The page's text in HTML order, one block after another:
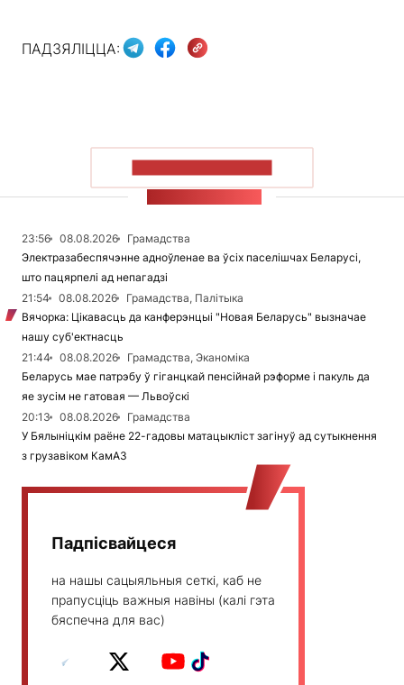
ПАДЗЯЛІЦЦА:
23:56 08.08.2026
Грамадства
Электразабеспячэнне адноўленае ва ўсіх паселішчах Беларусі,
што пацярпелі ад непагадзі
21:54
08.08.2026
Грамадства, Палітыка
Вячорка: Цікавасць да канферэнцыі "Новая Беларусь" вызначае
нашу суб'ектнасць
21:44
08.08.2026
Грамадства, Эканоміка
Беларусь мае патрэбу ў гіганцкай пенсійнай рэформе і пакуль да
яе зусім не гатовая — Львоўскі
20:13
08.08.2026
Грамадства
У Бялыніцкім раёне 22-гадовы матацыкліст загінуў ад сутыкнення
з грузавіком КамАЗ
Падпісвайцеся
на нашы сацыяльныя сеткі, каб не
прапусціць важныя навіны (калі гэта
бяспечна для вас)